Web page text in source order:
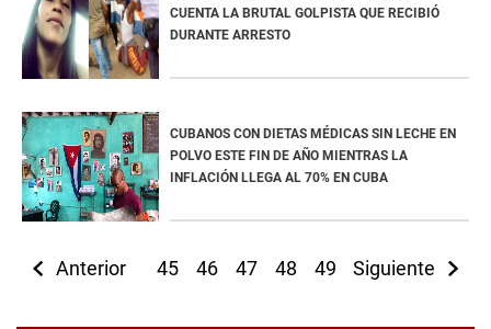
CUENTA LA BRUTAL GOLPISTA QUE RECIBIÓ
DURANTE ARRESTO
CUBANOS CON DIETAS MÉDICAS SIN LECHE EN
POLVO ESTE FIN DE AÑO MIENTRAS LA
INFLACIÓN LLEGA AL 70% EN CUBA
Anterior 45 46 47 48 49 50 51 52
Siguiente